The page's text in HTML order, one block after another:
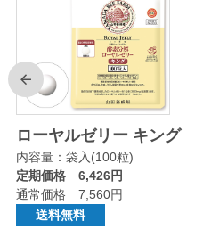
前
ローヤルゼリー キング
内容量：袋入(100粒)
定期価格 6,426円
通常価格 7,560円
送料無料